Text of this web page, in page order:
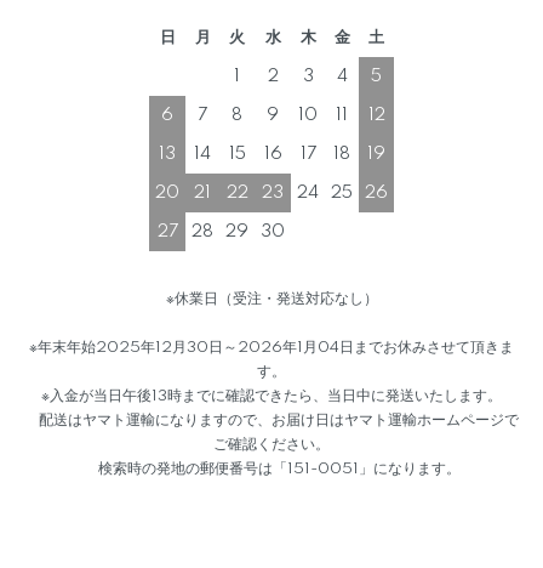
日 月 火 水 木 金 土
2 3 4 5
6 7 8 9 10 12
13 14 15 16 17 18 19
20 21 22 23 24 25 26
27 28 29 30
※休業日（受注・発送対応なし）
※年末年始2025年12月30日～2026年1月04日までお休みさせて頂きま
す。
※入金が当日午後13時までに確認できたら、当日中に発送いたします。
配送はヤマト運輸になりますので、お届け日はヤマト運輸ホームページで
ご確認ください。
検索時の発地の郵便番号は「151-0051」になります。